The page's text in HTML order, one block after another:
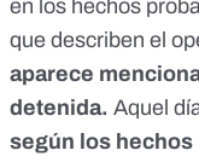
en los hechos
que describen el
aparece
detenida. Aquel
según los hechos